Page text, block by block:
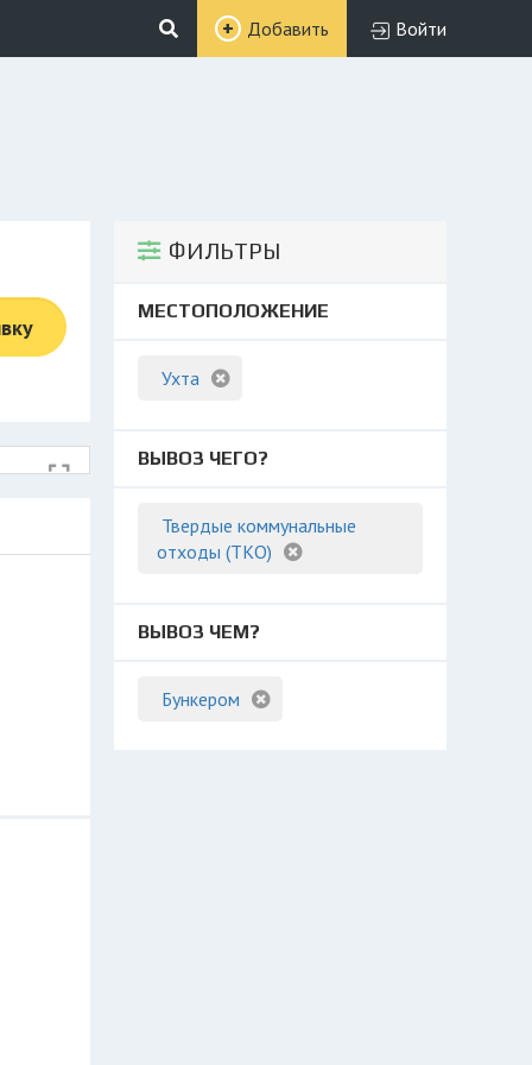
Добавить Войти
ФИЛЬТРЫ
МЕСТОПОЛОЖЕНИЕ
Ухта
ВЫВОЗ ЧЕГО?
Твердые коммунальные
отходы (ТКО)
ВЫВОЗ ЧЕМ?
Бункером